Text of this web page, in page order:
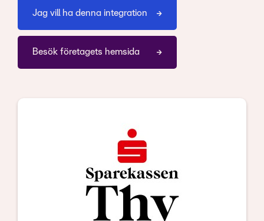
Jag vill ha denna integration
Besök företagets hemsida